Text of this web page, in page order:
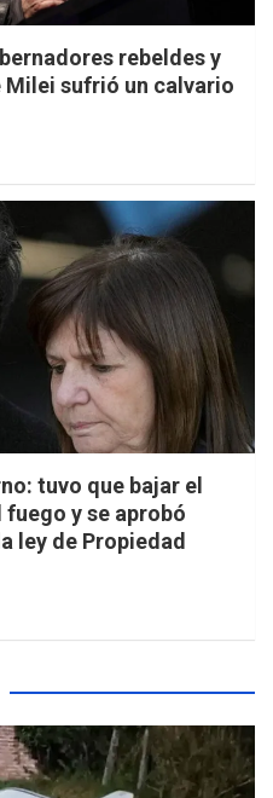
rebeldes y
Milei sufrió un calvario
tuvo que bajar el
y se aprobó
ley de Propiedad